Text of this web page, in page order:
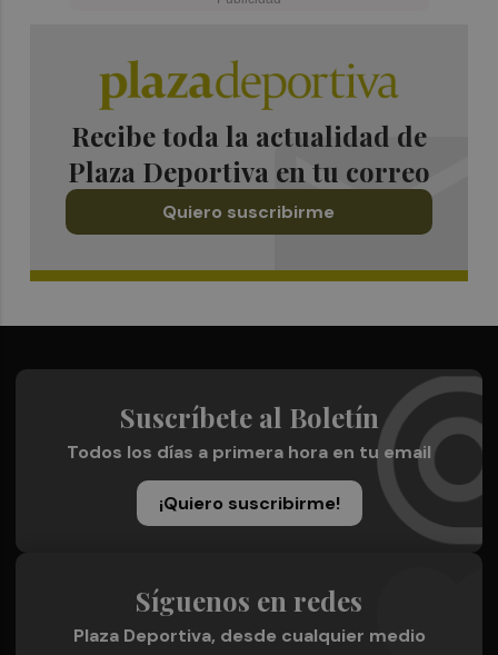
Recibe toda la actualidad de
Plaza Deportiva en tu correo
Quiero suscribirme
Suscríbete al Boletín
Todos los días a primera hora en tu email
¡Quiero suscribirme!
Síguenos en redes
Plaza Deportiva, desde cualquier medio